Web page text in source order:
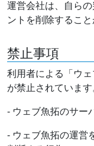
運営会社は、自ら
ントを削除するこ
禁止事項
利用者による「ウ
が禁止されています
- ウェブ魚拓のサー
- ウェブ魚拓の運営